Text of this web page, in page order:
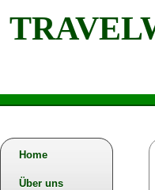
Home
Über uns